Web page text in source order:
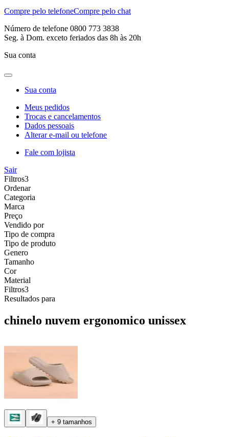
Compre pelo telefoneCompre pelo chat
Número de telefone 0800 773 3838
Seg. à Dom. exceto feriados das 8h às 20h
Sua conta
Sua conta
Meus pedidos
Trocas e cancelamentos
Dados pessoais
Alterar e-mail ou telefone
Fale com lojista
Sair
Filtros3
Ordenar
Categoria
Marca
Preço
Vendido por
Tipo de compra
Tipo de produto
Genero
Tamanho
Cor
Material
Filtros3
Resultados para
chinelo nuvem ergonomico unissex
+ 9 tamanhos